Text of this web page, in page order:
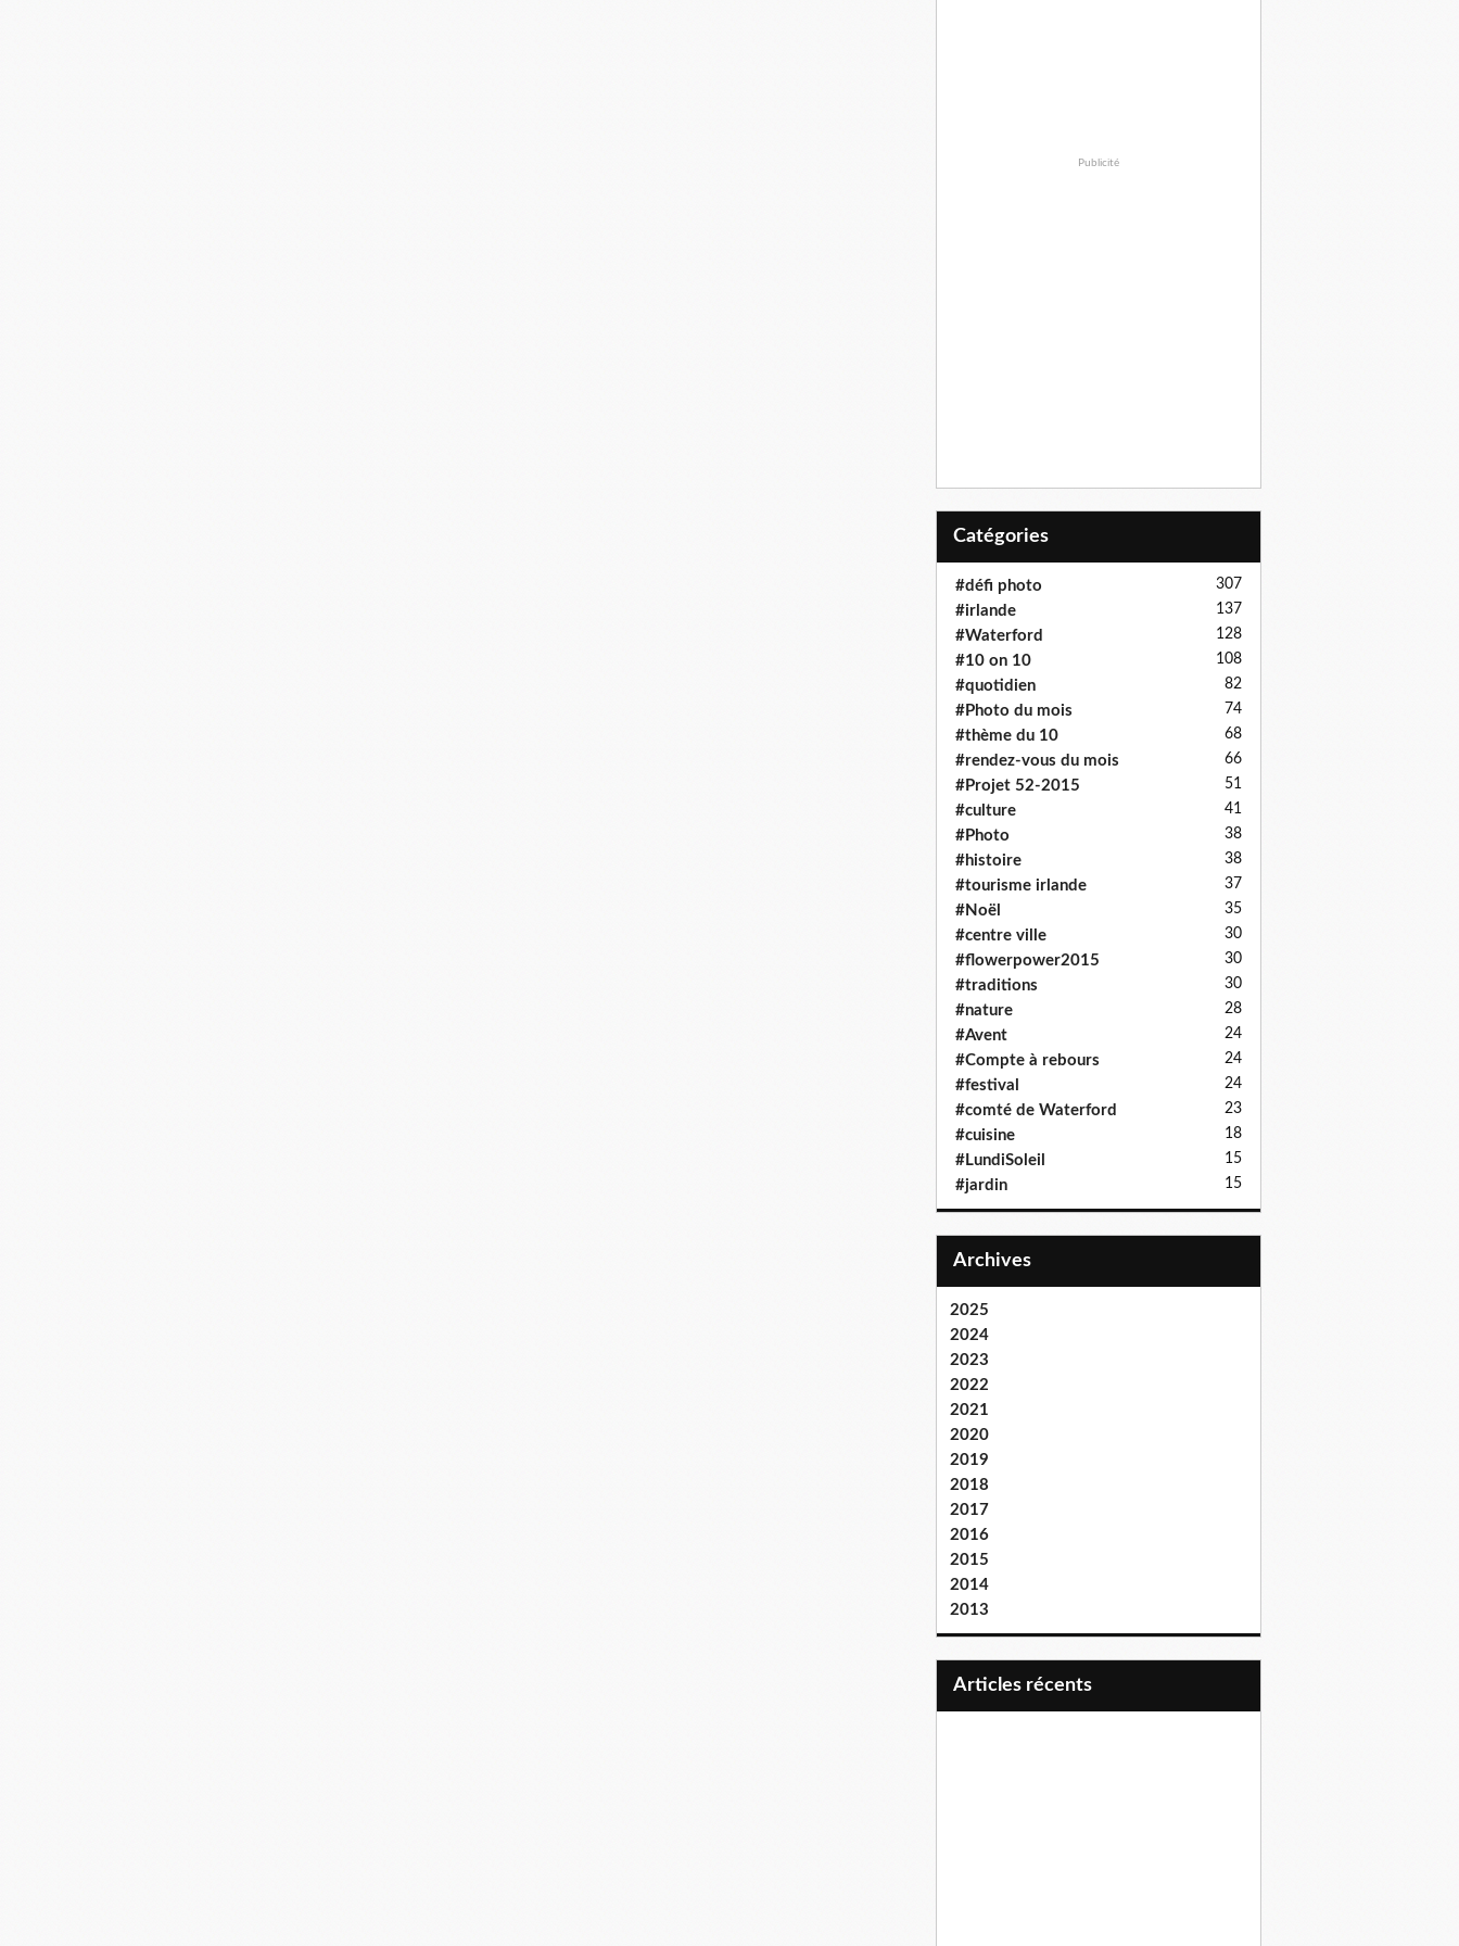
Publicité
Catégories
#défi photo 307
#irlande 137
#Waterford 128
#10 on 10 108
#quotidien 82
#Photo du mois 74
#thème du 10 68
#rendez-vous du mois 66
#Projet 52-2015 51
#culture 41
#Photo 38
#histoire 38
#tourisme irlande 37
#Noël 35
#centre ville 30
#flowerpower2015 30
#traditions 30
#nature 28
#Avent 24
#Compte à rebours 24
#festival 24
#comté de Waterford 23
#cuisine 18
#LundiSoleil 15
#jardin 15
Archives
2025
2024
2023
2022
2021
2020
2019
2018
2017
2016
2015
2014
2013
articles récents